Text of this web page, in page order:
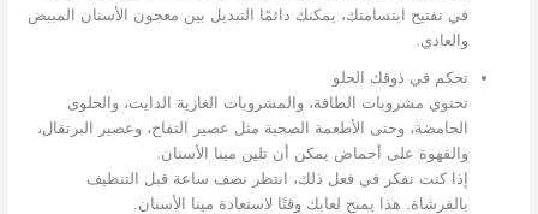
في تفتيح ابتسامتك، يمكنك دائمًا التبديل بين معجون الأسنان المبيض
والعادي.
تحكم في ذوقك الحلو
تحتوي مشروبات الطاقة، والمشروبات الغازية الدايت، والحلوى
الحامضة، وحتى الأطعمة الصحية مثل عصير التفاح، وعصير البرتقال،
والقهوة على أحماض يمكن أن تلين مينا الأسنان.
إذا كنت تفكر في فعل ذلك، انتظر نصف ساعة قبل التنظيف
بالفرشاة. هذا يمنح لعابك وقتًا لاستعادة مينا الأسنان.